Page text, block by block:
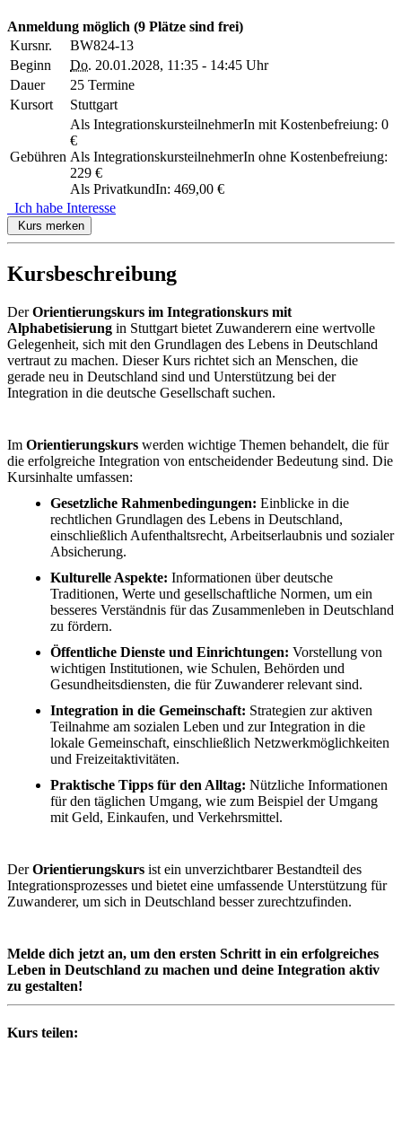
Anmeldung möglich (9 Plätze sind frei)
Kursnr.
BW824-13
Beginn
Do. 20.01.2028, 11:35 - 14:45 Uhr
Dauer
25 Termine
Kursort
Stuttgart
Gebühren
Als IntegrationskursteilnehmerIn mit Kostenbefreiung: 0
€
Als IntegrationskursteilnehmerIn ohne Kostenbefreiung:
229 €
Als PrivatkundIn: 469,00 €
Ich habe Interesse
Kurs merken
Kursbeschreibung
DerOrientierungskurs im Integrationskurs mit
Alphabetisierung in Stuttgart bietet Zuwanderern eine wertvolle
Gelegenheit, sich mit den Grundlagen des Lebens in Deutschland
vertraut zu machen. Dieser Kurs richtet sich an Menschen, die
gerade neu in Deutschland sind und Unterstützung bei der
Integration in die deutsche Gesellschaft suchen.
Im Orientierungskurs werden wichtige Themen behandelt, die für
die erfolgreiche Integration von entscheidender Bedeutung sind. Die
Kursinhalte umfassen:
Gesetzliche Rahmenbedingungen: Einblicke in die
rechtlichen Grundlagen des Lebens in Deutschland,
einschließlich Aufenthaltsrecht, Arbeitserlaubnis und sozialer
Absicherung.
Kulturelle Aspekte: Informationen über deutsche
Traditionen, Werte und gesellschaftliche Normen, um ein
besseres Verständnis für das Zusammenleben in Deutschland
zu fördern.
Öffentliche Dienste und Einrichtungen: Vorstellung von
wichtigen Institutionen, wie Schulen, Behörden und
Gesundheitsdiensten, die für Zuwanderer relevant sind.
Integration in die Gemeinschaft: Strategien zur aktiven
Teilnahme am sozialen Leben und zur Integration in die
lokale Gemeinschaft, einschließlich Netzwerkmöglichkeiten
und Freizeitaktivitäten.
Praktische Tipps für den Alltag: Nützliche Informationen
für den täglichen Umgang, wie zum Beispiel der Umgang
mit Geld, Einkaufen, und Verkehrsmittel.
DerOrientierungskurs ist ein unverzichtbarer Bestandteil des
Integrationsprozesses und bietet eine umfassende Unterstützung für
Zuwanderer, um sich in Deutschland besser zurechtzufinden.
Melde dich jetzt an, um den ersten Schritt in ein erfolgreiches
Leben in Deutschland zu machen und deine Integration aktiv
zu gestalten!
Kurs teilen: